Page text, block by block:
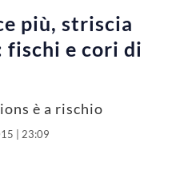
più, striscia
e cori di
è a rischio
| 23:09